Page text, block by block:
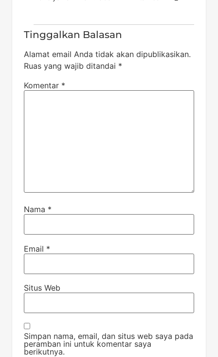
Tinggalkan Balasan
Alamat email Anda tidak akan dipublikasikan.
Ruas yang wajib ditandai *
Komentar *
Nama *
Email *
Situs Web
Simpan nama, email, dan situs web saya pada
peramban ini untuk komentar saya
berikutnya.